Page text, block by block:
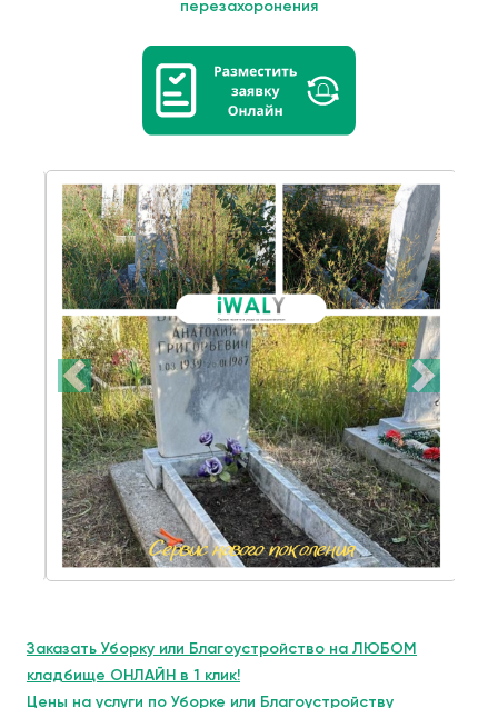
перезахоронения
Заказать Уборку или Благоустройство на ЛЮБОМ
кладбище ОНЛАЙН в 1 клик!
Цены на услуги по Уборке или Благоустройству